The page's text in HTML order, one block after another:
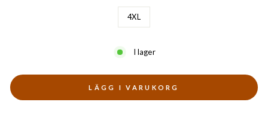
4XL
I lager
LÄGG I VARUKORG